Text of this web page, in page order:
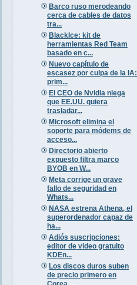
Barco ruso merodeando
cerca de cables de datos
tra...
BlackIce: kit de
herramientas Red Team
basado en c...
Nuevo capítulo de
escasez por culpa de la IA:
prim...
El CEO de Nvidia niega
que EE.UU. quiera
trasladar...
Microsoft elimina el
soporte para módems de
acceso...
Directorio abierto
expuesto filtra marco
BYOB en W...
Meta corrige un grave
fallo de seguridad en
Whats...
NASA estrena Athena, el
superordenador capaz de
ha...
Adiós suscripciones:
editor de video gratuito
KDEn...
Los discos duros suben
de precio primero en